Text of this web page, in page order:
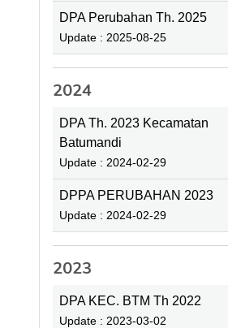
DPA Perubahan Th. 2025
Update : 2025-08-25
2024
DPA Th. 2023 Kecamatan
Batumandi
Update : 2024-02-29
DPPA PERUBAHAN 2023
Update : 2024-02-29
2023
DPA KEC. BTM Th 2022
Update : 2023-03-02